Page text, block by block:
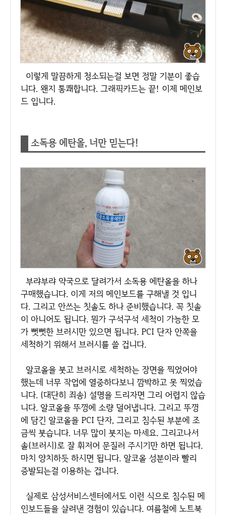
이렇게 말끔하게 청소되는걸 보면 정말 기분이 좋습
니다. 왠지 통쾌합니다. 그래픽카드는 끝! 이제 메인보
드 입니다.
소독용 에탄올, 너만 믿는다!
부랴부랴 약국으로 달려가서 소독용 에탄올을 하나
구매했습니다. 이게 저의 메인보드를 구해낼 것 입니
다. 그리고 안쓰는 칫솔도 하나 준비했습니다. 꼭 칫솔
이 아니어도 됩니다. 뭔가 구석구석 세척이 가능한 모
가 뻣뻣한 브러시만 있으면 됩니다. PCI 단자 안쪽을
세척하기 위해서 브러시를 쓸 겁니다.
알코올을 붓고 브러시로 세척하는 장면을 찍었어야
했는데 너무 작업에 열중하다보니 깜박하고 못 찍었습
니다. (대단히 죄송) 설명을 드리자면 그리 어렵지 않습
니다. 알코올을 뚜껑에 소량 덜어냅니다. 그리고 뚜껑
에 담긴 알코올을 PCI 단자, 그리고 침수된 부분에 조
금씩 붓습니다. 너무 많이 붓지는 마세요. 그리고나서
솔(브러시)로 잘 휘저어 문질러 주시기만 하면 됩니다.
마치 양치하듯 하시면 됩니다. 알코올 성분이라 빨리
증발되는걸 이용하는 겁니다.
실제로 삼성서비스센터에서도 이런 식으로 침수된 메
인보드들을 살려낸 경험이 있습니다. 여름철에 노트북